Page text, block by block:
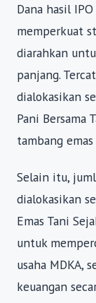
Dana hasil
memperkuat
diarahkan
panjang.
dialokasikan
Pani Bersama
tambang
Selain itu,
dialokasikan
Emas Tani
untuk
usaha MDKA,
keuangan